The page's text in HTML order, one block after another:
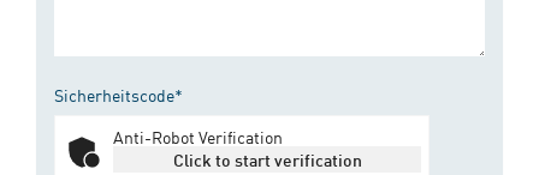
Sicherheitscode*
Anti-Robot Verification
Click to start verification